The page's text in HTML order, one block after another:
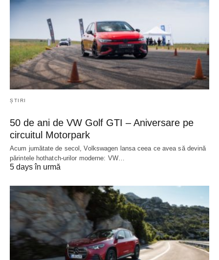
ȘTIRI
50 de ani de VW Golf GTI – Aniversare pe
circuitul Motorpark
Acum jumătate de secol, Volkswagen lansa ceea ce avea să devină
părintele hothatch-urilor moderne: VW…
5 days în urmă